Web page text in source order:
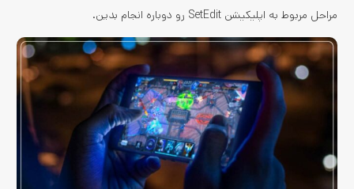
مراحل مربوط به اپلیکیشن SetEdit رو دوباره انجام بدین.